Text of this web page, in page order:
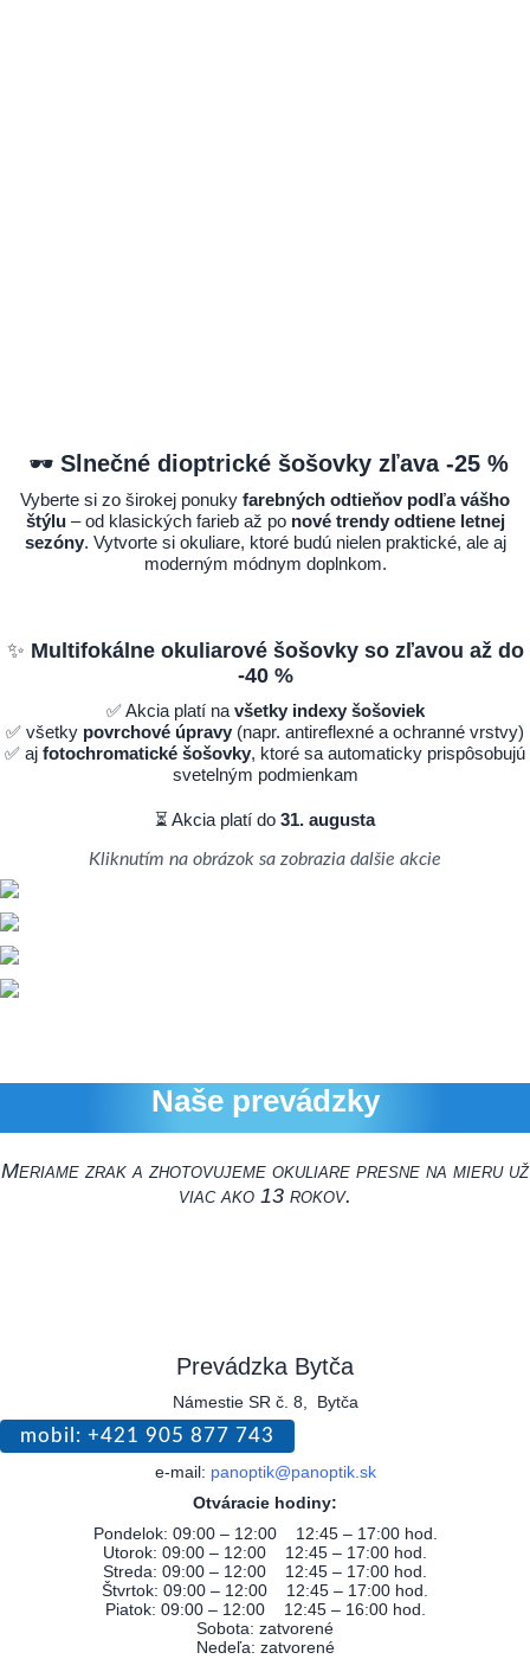
🕶️ Slnečné dioptrické šošovky zľava -25 %
Vyberte si zo širokej ponuky farebných odtieňov podľa vášho
štýlu– od klasických farieb až po nové trendy odtiene letnej
sezóny. Vytvorte si okuliare, ktoré budú nielen praktické, ale aj
moderným módnym doplnkom.
✨ Multifokálne okuliarové šošovky so zľavou až do
-40 %
✅ Akcia platí navšetky indexy šošoviek
✅ všetky povrchové úpravy (napr. antireflexné a ochranné vrstvy)
✅ aj fotochromatické šošovky, ktoré sa automaticky prispôsobujú
svetelným podmienkam
⏳ Akcia platí do 31. augusta
Kliknutím na obrázok sa zobrazia dalšie akcie
Naše prevádzky
Meriame zrak a zhotovujeme okuliare presne na mieru už
viac ako 13 rokov.
Prevádzka Bytča
Námestie SR č. 8, Bytča
mobil: +421 905 877 743
e-mail: panoptik@panoptik.sk
Otváracie hodiny:
Pondelok: 09:00 – 12:00 12:45 – 17:00 hod.
Utorok: 09:00 – 12:00 12:45 – 17:00 hod.
Streda: 09:00 – 12:00 12:45 – 17:00 hod.
Štvrtok: 09:00 – 12:00 12:45 – 17:00 hod.
Piatok: 09:00 – 12:00 12:45 – 16:00 hod.
Sobota: zatvorené
Nedeľa: zatvorené